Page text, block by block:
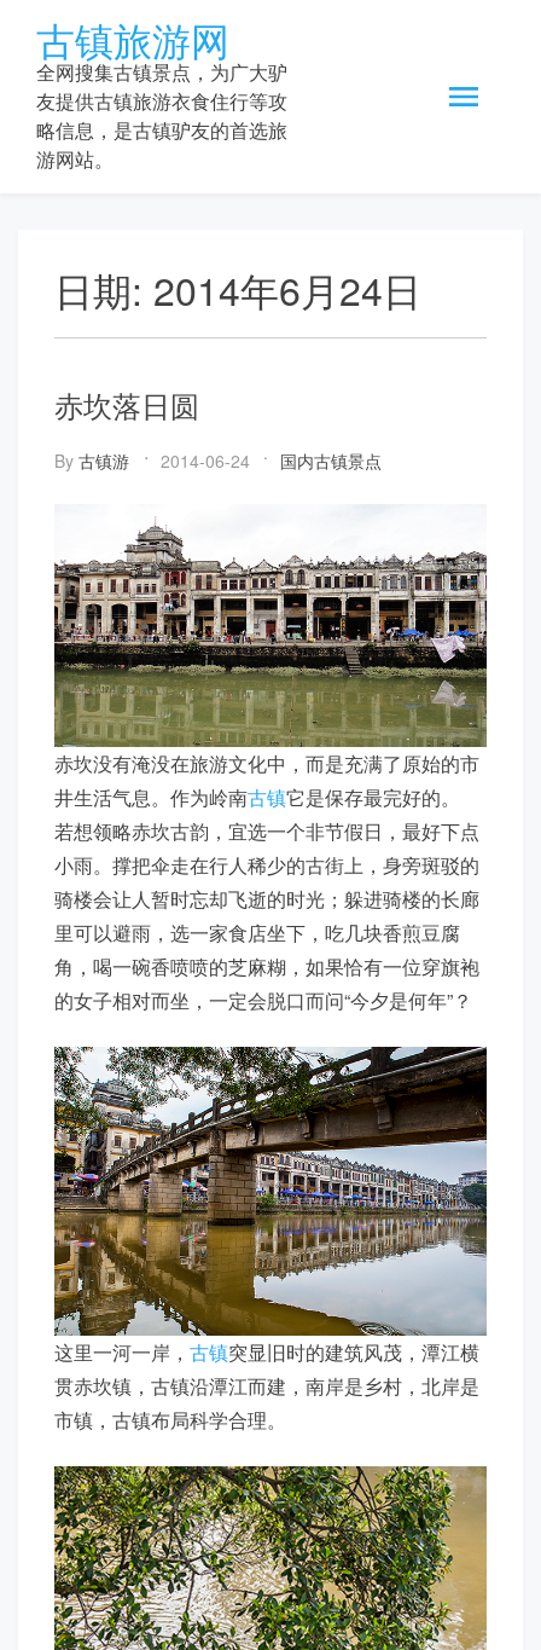
content
古镇旅游网
全网搜集古镇景点，为广大驴
友提供古镇旅游衣食住行等攻
略信息，是古镇驴友的首选旅
游网站。
日期: 2014年6月24日
赤坎落日圆
By 古镇游 2014-06-24 国内古镇景点
赤坎没有淹没在旅游文化中，而是充满了原始的市
井生活气息。作为岭南古镇它是保存最完好的。
若想领略赤坎古韵，宜选一个非节假日，最好下点
小雨。撑把伞走在行人稀少的古街上，身旁斑驳的
骑楼会让人暂时忘却飞逝的时光；躲进骑楼的长廊
里可以避雨，选一家食店坐下，吃几块香煎豆腐
角，喝一碗香喷喷的芝麻糊，如果恰有一位穿旗袍
的女子相对而坐，一定会脱口而问“今夕是何年”？
这里一河一岸， 古镇突显旧时的建筑风茂，潭江横
贯赤坎镇，古镇沿潭江而建，南岸是乡村，北岸是
市镇，古镇布局科学合理。